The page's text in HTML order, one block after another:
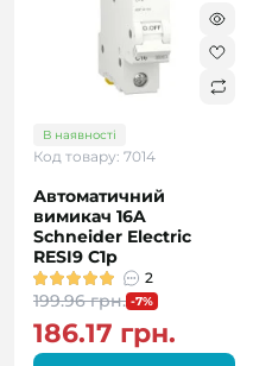
В наявності
Код товару: 7014
Автоматичний
вимикач 16A
Schneider Electric
RESI9 C1р
2
199.96 грн. -7%
186.17 грн.